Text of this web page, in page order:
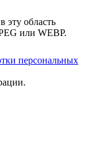
эту область
или WEBP.
персональных